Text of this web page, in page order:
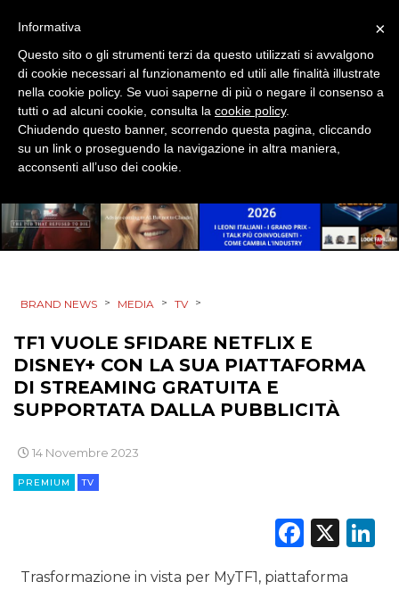
MOBILE
PROMOZIONI
PUNTI VENDITA
STRATEGIE
CINEMA
EDITORIA
BRAND NEWS > MEDIA > TV >
TF1 VUOLE SFIDARE NETFLIX E
DISNEY+ CON LA SUA PIATTAFORMA
DI STREAMING GRATUITA E
SUPPORTATA DALLA PUBBLICITÀ
14 Novembre 2023
PREMIUM TV
X
Trasformazione in vista per MyTF1, piattaforma
×
Informativa
Questo sito o gli strumenti terzi da questo utilizzati si avvalgono
di cookie necessari al funzionamento ed utili alle finalità illustrate
nella cookie policy. Se vuoi saperne di più o negare il consenso a
tutti o ad alcuni cookie, consulta la cookie policy.
Chiudendo questo banner, scorrendo questa pagina, cliccando
su un link o proseguendo la navigazione in altra maniera,
acconsenti all’uso dei cookie.